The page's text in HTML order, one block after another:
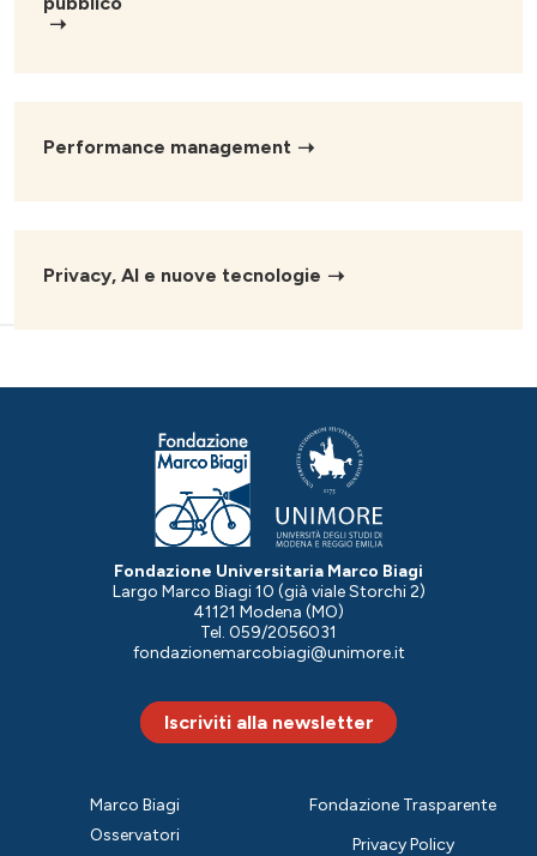
Performance management
Privacy, AI e nuove tecnologie
Fondazione Universitaria Marco Biagi
Largo Marco Biagi 10 (già viale Storchi 2)
41121 Modena (MO)
Tel. 059/2056031
fondazionemarcobiagi@unimore.it
Iscriviti alla newsletter
Marco Biagi
Osservatori
Fondazione Trasparente
Privacy Policy